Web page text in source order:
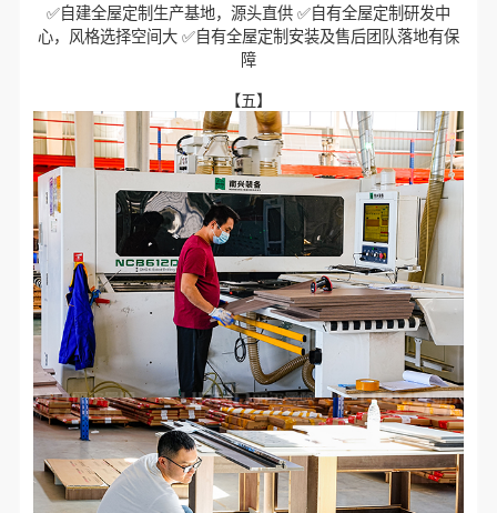
✅自建全屋定制生产基地，源头直供 ✅自有全屋定制研发中
心，风格选择空间大 ✅自有全屋定制安装及售后团队落地有保
障
【五】